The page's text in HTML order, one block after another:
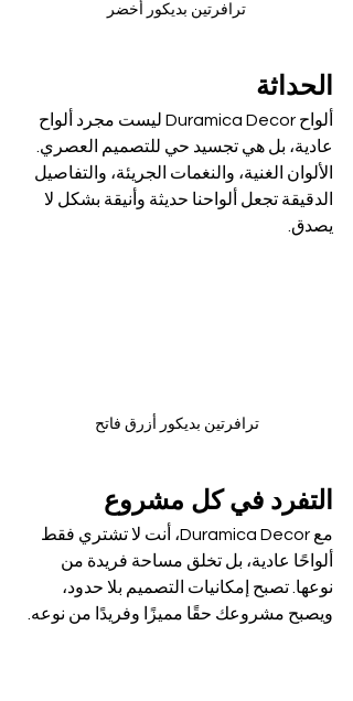
ترافرتين بديكور أخضر
الحداثة
ألواح Duramica Decor ليست مجرد ألواح
عادية، بل هي تجسيد حي للتصميم العصري.
الألوان الغنية، والنغمات الجريئة، والتفاصيل
الدقيقة تجعل ألواحنا حديثة وأنيقة بشكل لا
يصدق.
ترافرتين بديكور أزرق فاتح
التفرد في كل مشروع
مع Duramica Decor، أنت لا تشتري فقط
ألواحًا عادية، بل تخلق مساحة فريدة من
نوعها. تصبح إمكانيات التصميم بلا حدود،
ويصبح مشروعك حقًا مميزًا وفريدًا من نوعه.